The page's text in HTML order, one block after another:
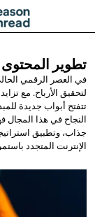
تطوير
في العصر الرقمي
لتحقيق الأرباح. مع
تتفتح أبواب جديدة
النجاح في هذا المجال
جذاب، وتطبيق
الإنترنت المتجدد